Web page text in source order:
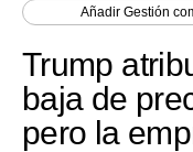
Economía
Mercados
AñadirGestión
Trump
baja de
pero la